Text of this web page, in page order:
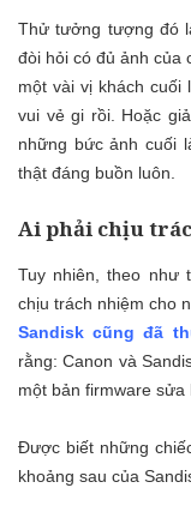
Thử tưởng tượng đó
đòi hỏi có đủ ảnh của
một vài vị khách
vui vẻ gi rồi. Hoặc
những bức ảnh cuối
thật đáng buồn luôn.
Ai phải chịu
Tuy nhiên, theo như
chịu trách nhiệm cho
Sandisk cũng đã
rằng: Canon và
một bản firmware sửa
Được biết những
khoảng sau của